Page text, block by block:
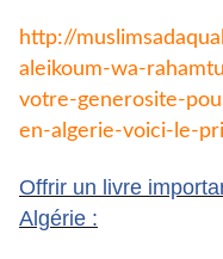
http://
aleikoum-wa-
votre-generosite-
en-algerie-voici-le-
Offrir un livre
Algérie :